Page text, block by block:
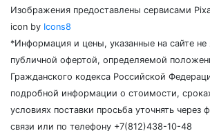
Изображения предоставлены сервисами
icon by Icons8
*Информация и цены, указанные на сайте не
публичной офертой, определяемой
Гражданского кодекса Российской
подробной информации о стоимости,
условиях поставки просьба уточнять через
связи или по телефону +7(812)438-10-48